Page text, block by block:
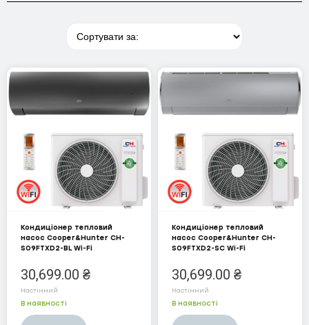
В наявності
Кондиціонер тепловий
насос Cooper&Hunter CH-
S09FTXD2-BL Wi-Fi
30,699.00 ₴
Настінний
В наявності
Кондиціонер тепловий
насос Cooper&Hunter CH-
S09FTXD2-SC Wi-Fi
30,699.00 ₴
Настінний
Tosot
Expert API On Off
Expert Inverter R32+Wi-Fi
Intega On Off
Lyra Two Stage
Lyra Winter Inverter
Orbis Inverter R32+Wi-Fi
CONSOL INVERTER
ICY Inverter NG